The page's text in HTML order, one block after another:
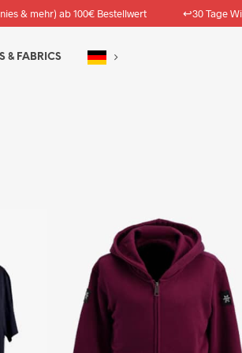
& mehr) ab 100€ Bestellwert ↩️30 Tage
& FABRICS